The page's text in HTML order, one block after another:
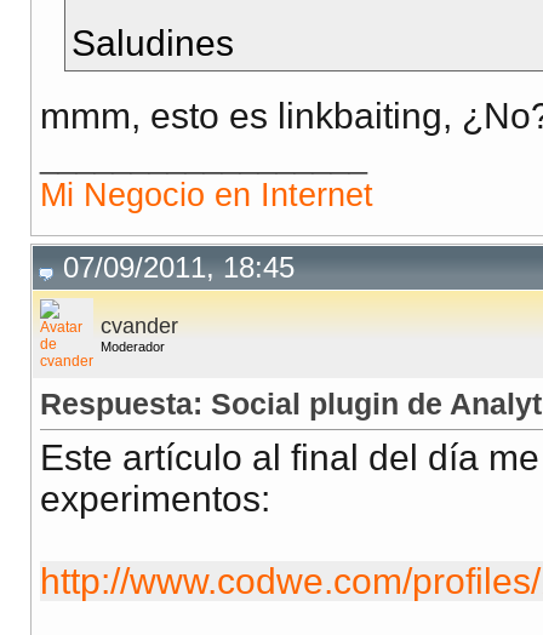
Saludines
mmm, esto es linkbaiting,
Mi Negocio en Internet
07/09/2011, 18:45
cvander
Moderador
Respuesta: Social plugin de
Este artículo al final del día
experimentos:
http://www.codwe.com/